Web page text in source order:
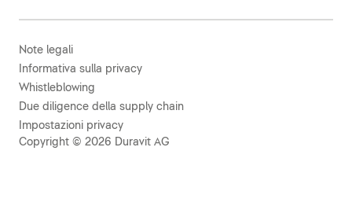
Note legali
Informativa sulla privacy
Whistleblowing
Due diligence della supply chain
Impostazioni privacy
Copyright © 2026 Duravit AG